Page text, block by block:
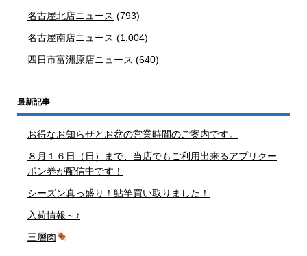
名古屋北店ニュース (793)
名古屋南店ニュース (1,004)
四日市富洲原店ニュース (640)
最新記事
お得なお知らせとお盆の営業時間のご案内です。
８月１６日（日）まで、当店でもご利用出来るアプリクー
ポン券が配信中です！
シーズン真っ盛り！鮎竿買い取りました！
入荷情報～♪
三層肉